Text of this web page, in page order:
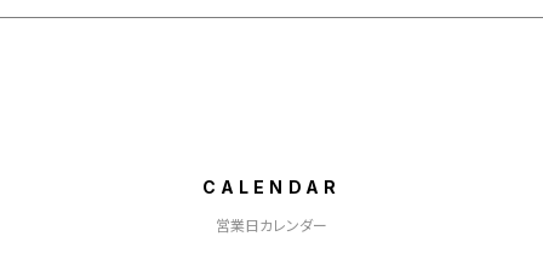
CALENDAR
営業日カレンダー